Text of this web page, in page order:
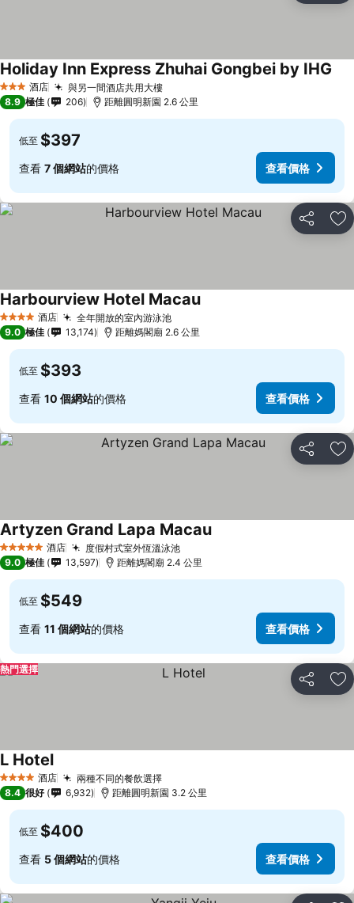
3 星級 酒店 與另一間酒店共用大樓
Holiday Inn Express Zhuhai Gongbei by IHG
8.9 極佳 206 距離圓明新園 2.6 公里
低至 $397
查看 7 個網站的價格 查看價格
分享 放
4 星級 酒店 全年開放的室內游泳池
Harbourview Hotel Macau
9.0 極佳 13,174 距離媽閣廟 2.6 公里
低至 $393
查看 10 個網站的價格 查看價格
分享 放
5 星級 酒店 度假村式室外恆溫泳池
Artyzen Grand Lapa Macau
9.0 極佳 13,597 距離媽閣廟 2.4 公里
低至 $549
查看 11 個網站的價格 查看價格
分享 放
熱門選擇
4 星級 酒店 兩種不同的餐飲選擇
L Hotel
8.4 很好 6,932 距離圓明新園 3.2 公里
低至 $400
查看 5 個網站的價格 查看價格